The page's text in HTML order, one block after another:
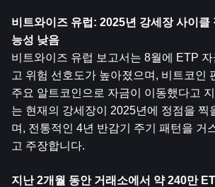
비트와이즈 유럽: 2025년 강세장 사이클
능성 낮음
비트와이즈 유럽 보고서는 8월에 ETP
고 위험 선호도가 높아졌으며, 비트코인
주요 알트코인으로 자금이 이동했다고
는 현재의 강세장이 2025년에 정점을 찍
며, 전통적인 4년 반감기 주기 패턴을 거
고 주장합니다.
지난 2개월 동안 거래소에서 약 240만